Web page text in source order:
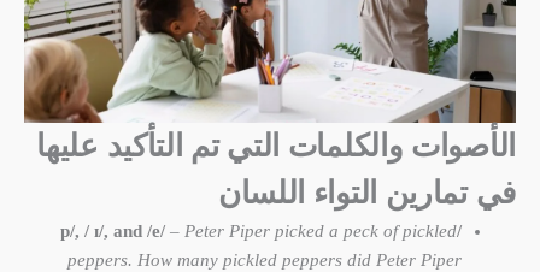
الأصوات والكلمات التي تم التأكيد عليها
في تمارين التواء اللسان
/p/, /
ɪ/, and /e/ – Peter Piper picked a peck of pickled
peppers. How many pickled peppers did Peter Piper